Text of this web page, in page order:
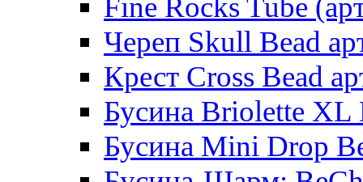
Fine Rocks Tube
Череп Skull Bead
Крест Cross Bead
Бусина Briolette XL
Бусина Mini Drop